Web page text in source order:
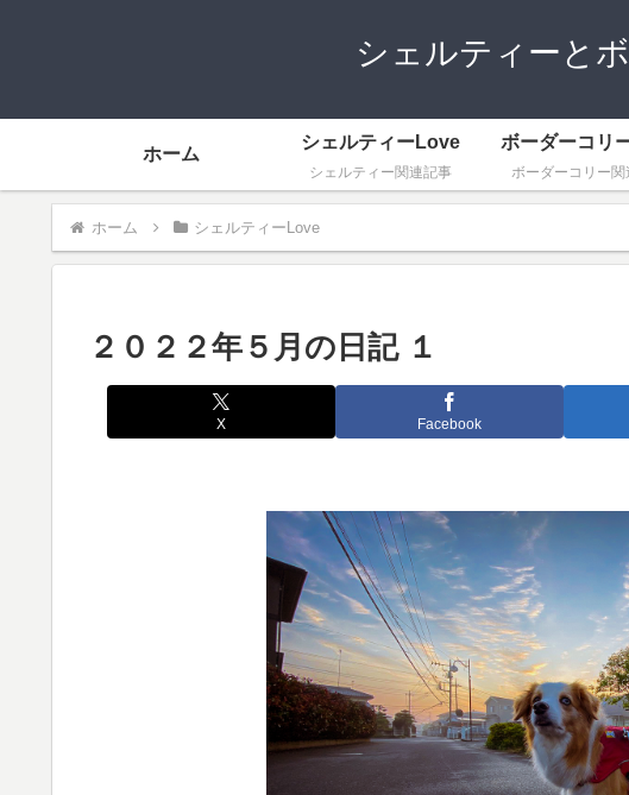
シェルティーと
ホーム
シェルティーLove
シェルティー関連記事
ボーダーコリ
ボーダーコリー
ホーム シェルティーLove
２０２２年５月の日記 １
X Facebook